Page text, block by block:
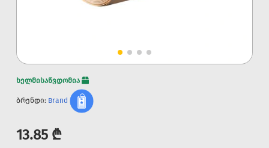
ხელმისაწვდომია
ბრენდი: Brand
13.85 ₾